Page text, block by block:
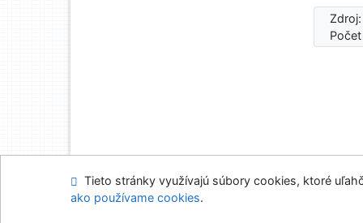
Mapa stránok
Tieto stránky využívajú súbory cookies, ktoré
ako používame cookies.